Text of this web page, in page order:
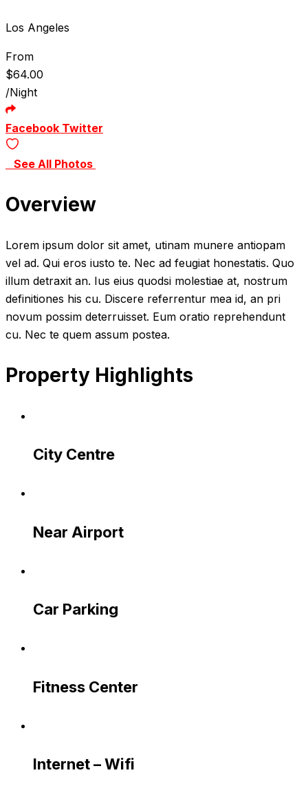
Los Angeles
From
$64.00
/Night
Facebook Twitter
See All Photos
Overview
Lorem ipsum dolor sit amet, utinam munere antiopam
vel ad. Qui eros iusto te. Nec ad feugiat honestatis. Quo
illum detraxit an. Ius eius quodsi molestiae at, nostrum
definitiones his cu. Discere referrentur mea id, an pri
novum possim deterruisset. Eum oratio reprehendunt
cu. Nec te quem assum postea.
Property Highlights
City Centre
Near Airport
Car Parking
Fitness Center
Internet – Wifi